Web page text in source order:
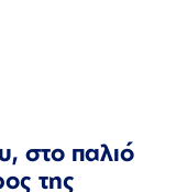
στο παλιό
της